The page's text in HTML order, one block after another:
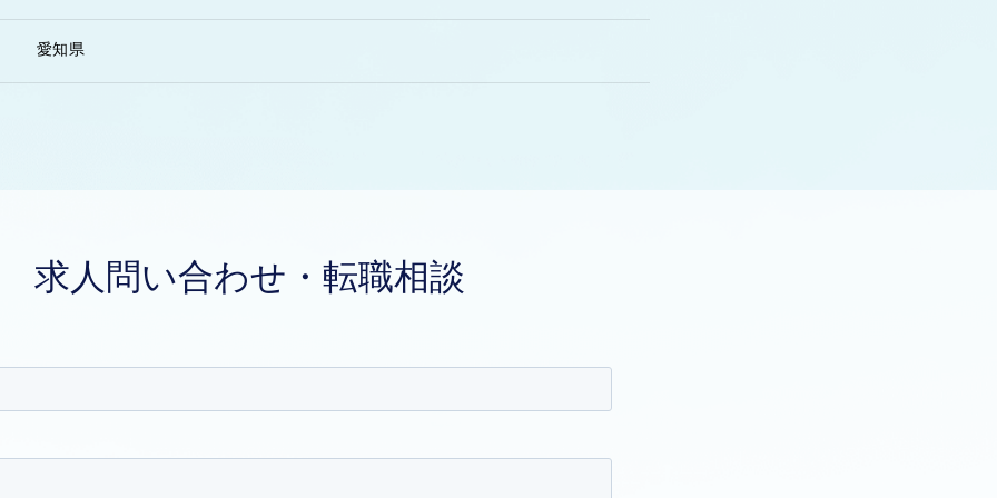
愛知県
求人問い合わせ・転職相談